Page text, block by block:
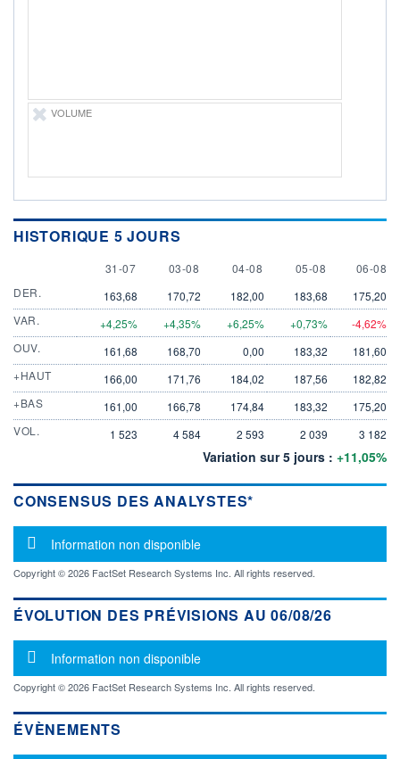
VOLUME
HISTORIQUE 5 JOURS
31 JULY
31-07 3 AUGUST
03-08 4 AUGUST
04-08 5 AUGUST
05-08 6
06-08
DER.
163,68 170,72 182,00 183,68
175,20
VAR.
+4,25% +4,35% +6,25% +0,73%
-4,62%
OUV.
161,68 168,70 0,00 183,32
181,60
+HAUT
166,00 171,76 184,02 187,56
182,82
+BAS
161,00 166,78 174,84 183,32
175,20
VOL.
1 523 4 584 2 593 2 039 3 182
Variation sur 5 jours : +11,05%
CONSENSUS DES ANALYSTES*
Message d'information
Information non disponible
Copyright © 2026 FactSet Research Systems Inc. All rights reserved.
ÉVOLUTION DES PRÉVISIONS AU 06/08/26
Message d'information
Information non disponible
Copyright © 2026 FactSet Research Systems Inc. All rights reserved.
ÉVÈNEMENTS